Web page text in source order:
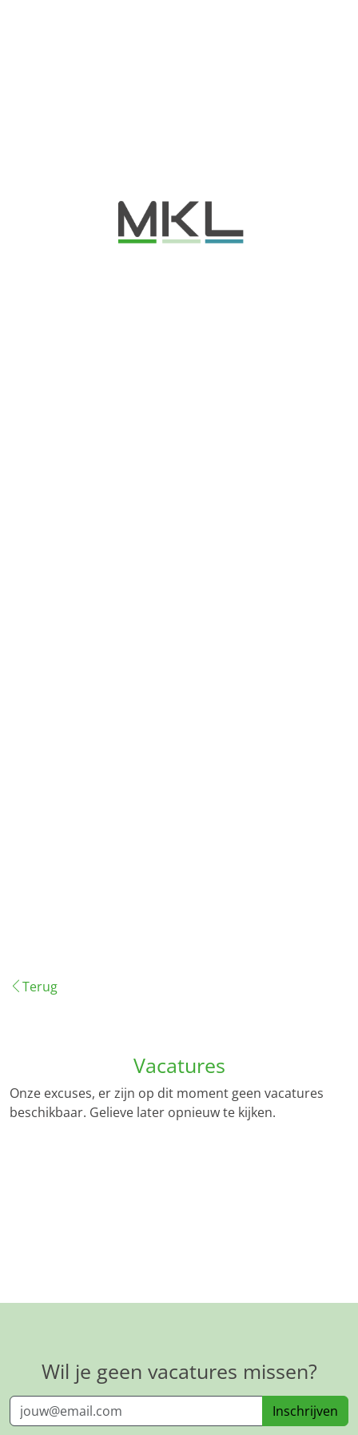
Terug
Vacatures
Onze excuses, er zijn op dit moment geen vacatures
beschikbaar. Gelieve later opnieuw te kijken.
Wil je geen vacatures missen?
Inschrijven